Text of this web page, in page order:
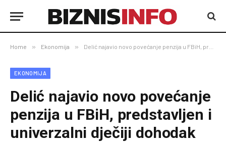
Home » Ekonomija » Delić najavio novo povećanje penzija u FBiH, predstavljen i univerzalni dječiji dohodak
EKONOMIJA
Delić najavio novo povećanje
penzija u FBiH, predstavljen i
univerzalni dječiji dohodak